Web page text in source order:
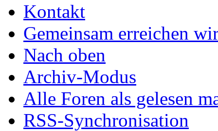
Kontakt
Gemeinsam erreichen
Nach oben
Archiv-Modus
Alle Foren als gelesen
RSS-Synchronisation